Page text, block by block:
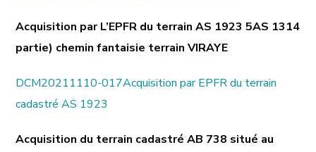
Acquisition par L’EPFR du terrain AS 1923 5AS 1314
partie) chemin fantaisie terrain VIRAYE
DCM20211110-017Acquisition par EPFR du terrain
cadastré AS 1923
Acquisition du terrain cadastré AB 738 situé au